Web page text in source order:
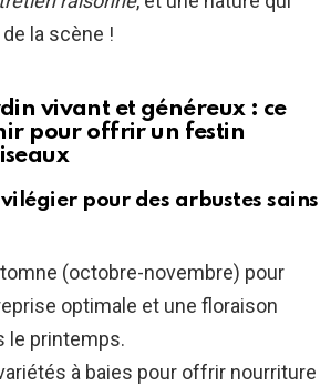
la scène !
vivant et généreux : ce
pour offrir un festin
pour des arbustes sains
(octobre-novembre) pour
optimale et une floraison
le printemps.
à baies pour offrir nourriture